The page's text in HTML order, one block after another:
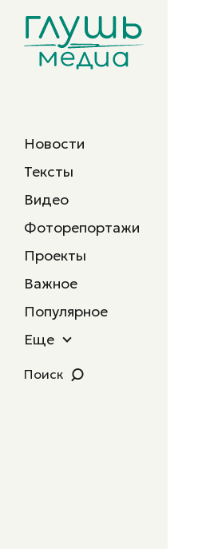
Новости
Тексты
Видео
Фоторепортажи
Проекты
Важное
Популярное
Еще
Поиск